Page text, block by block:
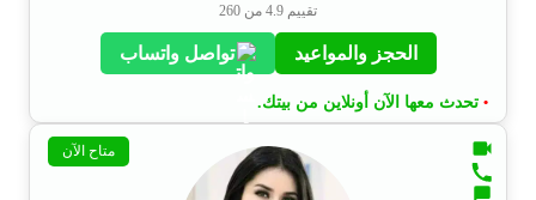
تقييم 4.9 من 260
الحجز والمواعيد تواصل واتساب
• تحدث معها الآن أونلاين من بيتك.
متاح الآن